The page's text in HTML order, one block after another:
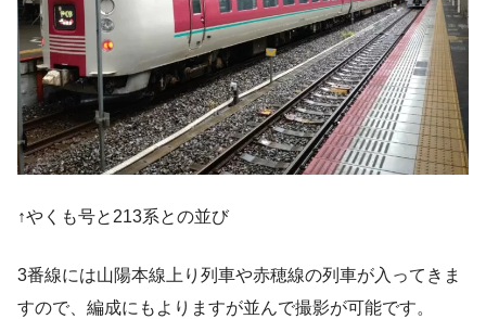
↑やくも号と213系との並び
3番線には山陽本線上り列車や赤穂線の列車が入ってきま
すので、編成にもよりますが並んで撮影が可能です。